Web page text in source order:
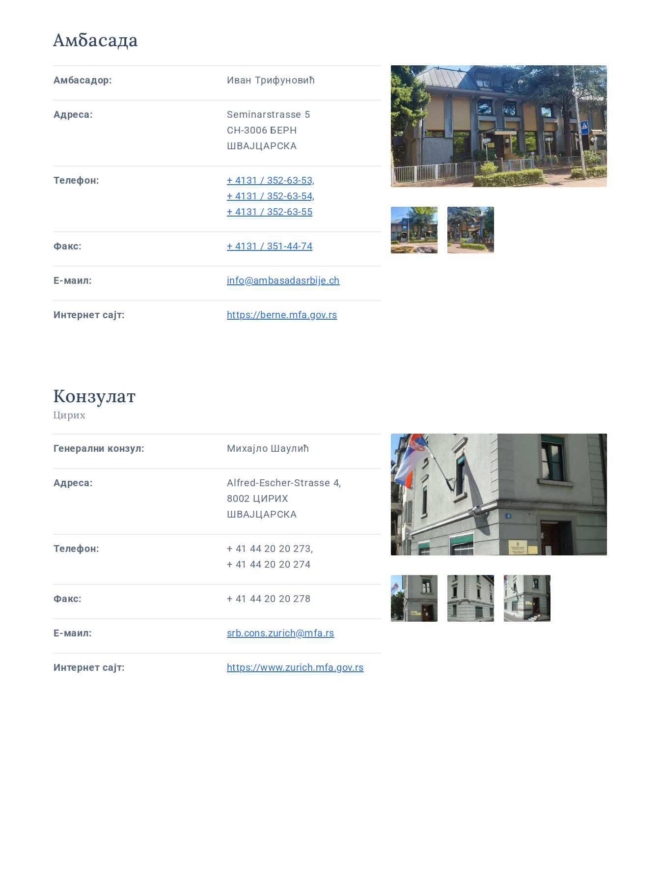
Амбасада
Амбасадор: Иван Трифуновић
Адреса:
Seminarstrasse 5
CH-3006 БЕРН
ШВАЈЦАРСКА
Телефон:
+ 4131 / 352-63-53,
+ 4131 / 352-63-54,
+ 4131 / 352-63-55
Факс: + 4131 / 351-44-74
Е-маил: info@ambasadasrbije.ch
Интернет сајт: https://berne.mfa.gov.rs
Конзулат
Цирих
Генерални конзул: Михајло Шаулић
Адреса:
Alfred-Escher-Strasse 4,
8002 ЦИРИХ
ШВАЈЦАРСКА
Телефон:
+ 41 44 20 20 273,
+ 41 44 20 20 274
Факс: + 41 44 20 20 278
Е-маил: srb.cons.zurich@mfa.rs
Интернет сајт: https://www.zurich.mfa.gov.rs